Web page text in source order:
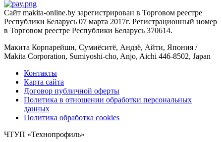
Сайт makita-online.by зарегистрирован в Торговом реестре
Республики Беларусь 07 марта 2017г. Регистрационный номер
в Торговом реестре Республики Беларусь 370614.
Макита Корпарейшн, Сумиёситё, Андзё, Айти, Япония /
Makita Corporation, Sumiyoshi-cho, Anjo, Aichi 446-8502, Japan
Контакты
Карта сайта
Договор публичной оферты
Политика в отношении обработки персональных
данных
Политика обработка cookies
ЧТУП «Технопрофиль»